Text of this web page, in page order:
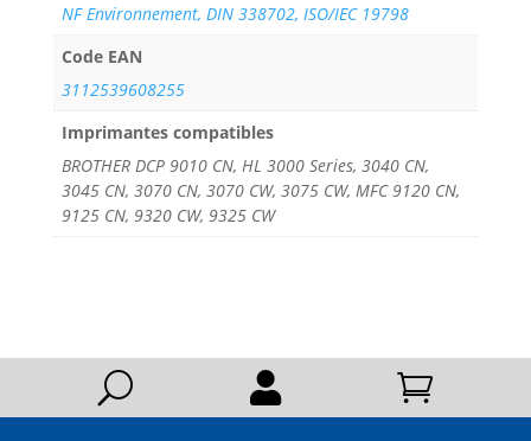
NF Environnement, DIN 338702, ISO/IEC 19798
Code EAN
3112539608255
Imprimantes compatibles
BROTHER DCP 9010 CN, HL 3000 Series, 3040 CN,
3045 CN, 3070 CN, 3070 CW, 3075 CW, MFC 9120 CN,
9125 CN, 9320 CW, 9325 CW
U  